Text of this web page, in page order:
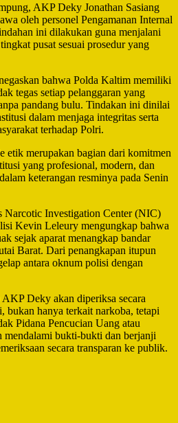
AKP Deky Jonathan Sasiang
oleh personel Pengamanan Internal
ini dilakukan guna menjalani
pusat sesuai prosedur yang
bahwa Polda Kaltim memiliki
tegas setiap pelanggaran yang
pandang bulu. Tindakan ini dinilai
dalam menjaga integritas serta
terhadap Polri.
etik merupakan bagian dari komitmen
yang profesional, modern, dan
keterangan resminya pada Senin
Narcotic Investigation Center (NIC)
Kevin Leleury mengungkap bahwa
sejak aparat menangkap bandar
Barat. Dari penangkapan itupun
antara oknum polisi dengan
Deky akan diperiksa secara
bukan hanya terkait narkoba, tetapi
Pidana Pencucian Uang atau
bukti-bukti dan berjanji
secara transparan ke publik.